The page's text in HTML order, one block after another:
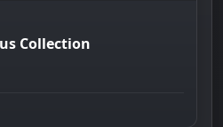
Collection